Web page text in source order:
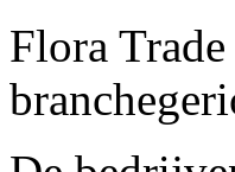
Flora